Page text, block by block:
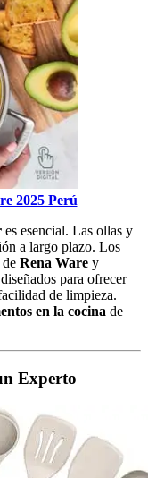
2025 Perú
es esencial. Las ollas y
a largo plazo. Los
Rena Ware y
para ofrecer
de limpieza.
en la cocina de
Experto